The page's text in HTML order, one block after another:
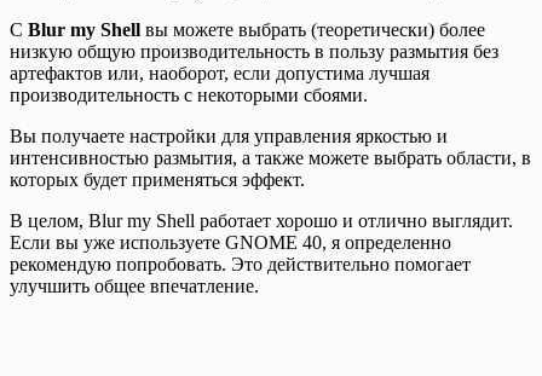
С Blur my Shell вы можете выбрать (теоретически) более
низкую общую производительность в пользу размытия без
артефактов или, наоборот, если допустима лучшая
производительность с некоторыми сбоями.
Вы получаете настройки для управления яркостью и
интенсивностью размытия, а также можете выбрать области, в
которых будет применяться эффект.
В целом, Blur my Shell работает хорошо и отлично выглядит.
Если вы уже используете GNOME 40, я определенно
рекомендую попробовать. Это действительно помогает
улучшить общее впечатление.